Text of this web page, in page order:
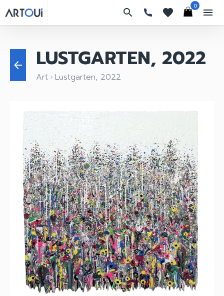
search favorites
0
menu
arrow_back LUSTGARTEN, 2022
Art keyboard_arrow_right Lustgarten, 2022